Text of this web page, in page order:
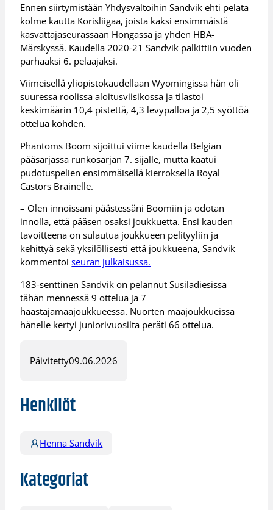
Ennen siirtymistään Yhdysvaltoihin Sandvik ehti pelata
kolme kautta Korisliigaa, joista kaksi ensimmäistä
kasvattajaseurassaan Hongassa ja yhden HBA-
Märskyssä. Kaudella 2020-21 Sandvik palkittiin vuoden
parhaaksi 6. pelaajaksi.
Viimeisellä yliopistokaudellaan Wyomingissa hän oli
suuressa roolissa aloitusviisikossa ja tilastoi
keskimäärin 10,4 pistettä, 4,3 levypalloa ja 2,5 syöttöä
ottelua kohden.
Phantoms Boom sijoittui viime kaudella Belgian
pääsarjassa runkosarjan 7. sijalle, mutta kaatui
pudotuspelien ensimmäisellä kierroksella Royal
Castors Brainelle.
– Olen innoissani päästessäni Boomiin ja odotan
innolla, että pääsen osaksi joukkuetta. Ensi kauden
tavoitteena on sulautua joukkueen pelityyliin ja
kehittyä sekä yksilöllisesti että joukkueena, Sandvik
kommentoiseuran julkaisussa.
183-senttinen Sandvik on pelannut Susiladiesissa
tähän mennessä 9 ottelua ja 7
haastajamaajoukkueessa. Nuorten maajoukkueissa
hänelle kertyi juniorivuosilta peräti 66 ottelua.
Päivitetty09.06.2026
Henkilöt
Henna Sandvik
Kategoriat